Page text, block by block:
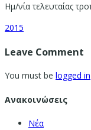
Ημ/νία τελευταίας
2015
Leave Comment
You must be logged in
Ανακοινώσεις
Νέα